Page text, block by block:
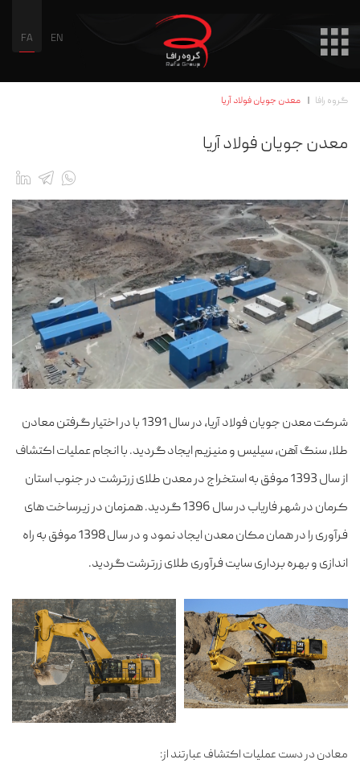
FA EN
گروه رافا معدن جویان فولاد آریا
معدن جویان فولاد آریا
شرکت معدن جویان فولاد آریا، در سال 1391 با در اختیار گرفتن معادن
طلا، سنگ آهن، سیلیس و منیزیم ایجاد گردید. با انجام عملیات اکتشاف
از سال 1393 موفق به استخراج در معدن طلای زرترشت در جنوب استان
کرمان در شهر فاریاب در سال 1396 گردید. همزمان در زیرساخت های
فرآوری را در همان مکان معدن ایجاد نمود و در سال 1398 موفق به راه
اندازی و بهره برداری سایت فرآوری طلای زرترشت گردید.
معادن در دست عملیات اکتشاف عبارتند از: